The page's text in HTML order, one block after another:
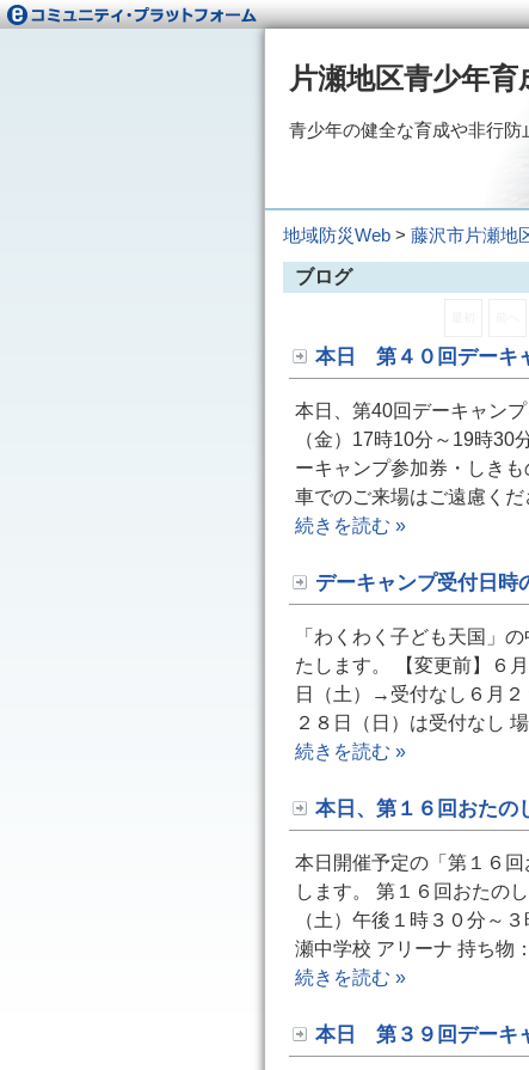
片瀬地区青少年育
青少年の健全な育成や非行
地域防災Web > 藤沢市片瀬地
ブログ
本日 第４０回デーキ
本日、第40回デーキャン
（金）17時10分～19時30
ーキャンプ参加券・しき
車でのご来場はご遠慮く
続きを読む »
デーキャンプ受付日時
「わくわく子ども天国」
たします。 【変更前】６
日（土）→受付なし６月
２８日（日）は受付なし
続きを読む »
本日、第１６回おたの
本日開催予定の「第１６
します。 第１６回おたの
（土）午後１時３０分～
瀬中学校 アリーナ 持ち物
続きを読む »
本日 第３９回デーキ